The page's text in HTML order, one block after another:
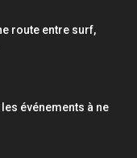
route entre surf,
événements à ne